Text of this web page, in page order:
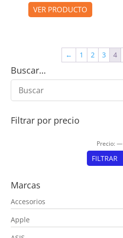
original
era:
actual
es:
VER PRODUCTO
← 1 2 3 4
Buscar…
Filtrar por precio
FILTRAR
Precio:—
Marcas
Accesorios
Apple